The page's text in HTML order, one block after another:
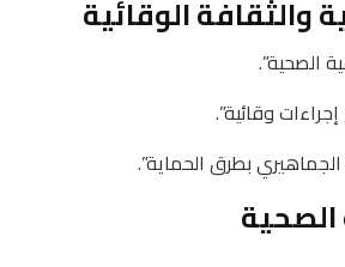
والثقافة الوقائية
الصحية”.
وقائية”.
بطرق الحماية”.
الصحية